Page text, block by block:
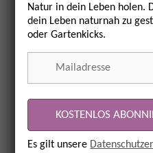
Newsletter!
Bis dahin viel Spaß bei
Lavendelo-Blog.
Christiane und Tine
Natur in dein Leben holen.
dein Leben naturnah zu
oder Gartenkicks.
Es gilt unsere